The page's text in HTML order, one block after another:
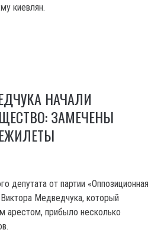
киевлян.
НАЧАЛИ
ЗАМЕЧЕНЫ
депутата от партии «Оппозиционная
Медведчука, который
арестом, прибыло несколько